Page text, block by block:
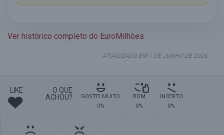
Ver histórico completo do EuroMilhões
ATUALIZADO EM 1 DE JUNHO DE 2026.
LIKE
O QUE
ACHOU?
GOSTEI MUITO
0%
BOM
0%
INCERTO
0%